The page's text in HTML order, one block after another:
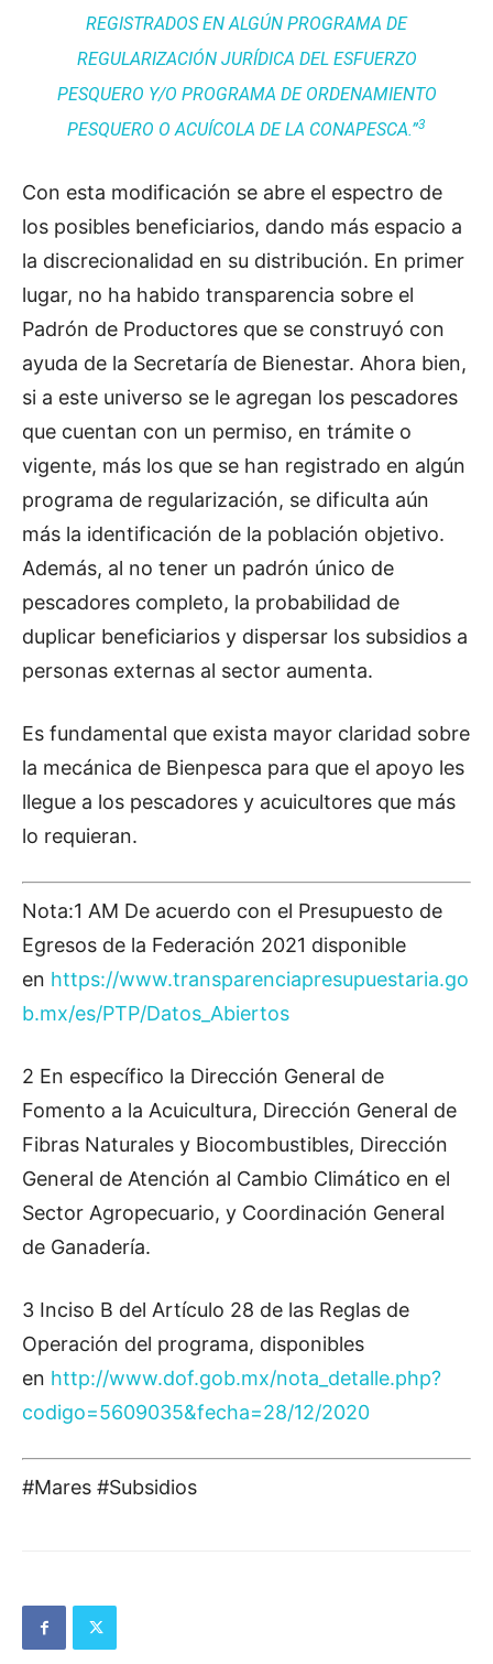
REGISTRADOS EN ALGÚN PROGRAMA DE
REGULARIZACIÓN JURÍDICA DEL ESFUERZO
PESQUERO Y/O PROGRAMA DE ORDENAMIENTO
PESQUERO O ACUÍCOLA DE LA CONAPESCA.”3
Con esta modificación se abre el espectro de
los posibles beneficiarios, dando más espacio a
la discrecionalidad en su distribución. En primer
lugar, no ha habido transparencia sobre el
Padrón de Productores que se construyó con
ayuda de la Secretaría de Bienestar. Ahora bien,
si a este universo se le agregan los pescadores
que cuentan con un permiso, en trámite o
vigente, más los que se han registrado en algún
programa de regularización, se dificulta aún
más la identificación de la población objetivo.
Además, al no tener un padrón único de
pescadores completo, la probabilidad de
duplicar beneficiarios y dispersar los subsidios a
personas externas al sector aumenta.
Es fundamental que exista mayor claridad sobre
la mecánica de Bienpesca para que el apoyo les
llegue a los pescadores y acuicultores que más
lo requieran.
Nota:1 AM De acuerdo con el Presupuesto de
Egresos de la Federación 2021 disponible
en https://www.transparenciapresupuestaria.go
b.mx/es/PTP/Datos_Abiertos
2 En específico la Dirección General de
Fomento a la Acuicultura, Dirección General de
Fibras Naturales y Biocombustibles, Dirección
General de Atención al Cambio Climático en el
Sector Agropecuario, y Coordinación General
de Ganadería.
3 Inciso B del Artículo 28 de las Reglas de
Operación del programa, disponibles
en http://www.dof.gob.mx/nota_detalle.php?
codigo=5609035&fecha=28/12/2020
#Mares #Subsidios